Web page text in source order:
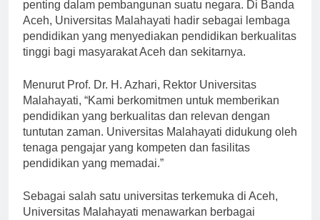
penting dalam pembangunan suatu negara. Di Banda
Aceh, Universitas Malahayati hadir sebagai lembaga
pendidikan yang menyediakan pendidikan berkualitas
tinggi bagi masyarakat Aceh dan sekitarnya.
Menurut Prof. Dr. H. Azhari, Rektor Universitas
Malahayati, “Kami berkomitmen untuk memberikan
pendidikan yang berkualitas dan relevan dengan
tuntutan zaman. Universitas Malahayati didukung oleh
tenaga pengajar yang kompeten dan fasilitas
pendidikan yang memadai.”
Sebagai salah satu universitas terkemuka di Aceh,
Universitas Malahayati menawarkan berbagai